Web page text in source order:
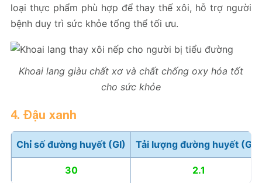
loại thực phẩm phù hợp để thay thế xôi, hỗ trợ người
bệnh duy trì sức khỏe tổng thể tối ưu.
Khoai lang giàu chất xơ và chất chống oxy hóa tốt
cho sức khỏe
4. Đậu xanh
Chỉ số đường huyết (GI) Tải lượng đường huyết (GL)
30 2.1